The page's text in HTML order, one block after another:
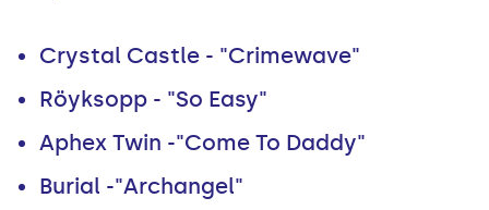
Crystal Castle - "Crimewave"
Röyksopp - "So Easy"
Aphex Twin -"Come To Daddy"
Burial -"Archangel"